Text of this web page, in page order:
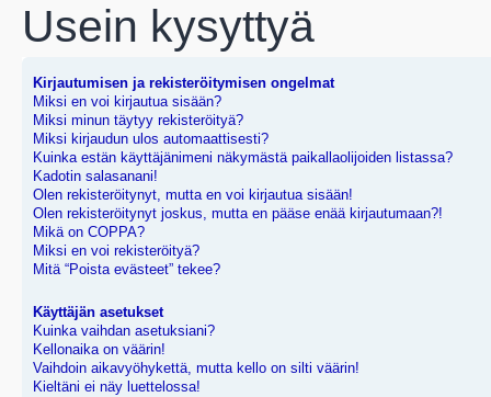
Usein kysyttyä
Kirjautumisen ja rekisteröitymisen ongelmat
Miksi en voi kirjautua sisään?
Miksi minun täytyy rekisteröityä?
Miksi kirjaudun ulos automaattisesti?
Kuinka estän käyttäjänimeni näkymästä paikallaolijoiden listassa?
Kadotin salasanani!
Olen rekisteröitynyt, mutta en voi kirjautua sisään!
Olen rekisteröitynyt joskus, mutta en pääse enää kirjautumaan?!
Mikä on COPPA?
Miksi en voi rekisteröityä?
Mitä “Poista evästeet” tekee?
Käyttäjän asetukset
Kuinka vaihdan asetuksiani?
Kellonaika on väärin!
Vaihdoin aikavyöhykettä, mutta kello on silti väärin!
Kieltäni ei näy luettelossa!